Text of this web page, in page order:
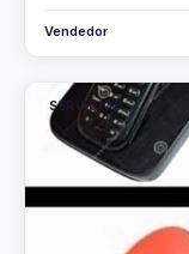
Vendedor
SERVICIOS